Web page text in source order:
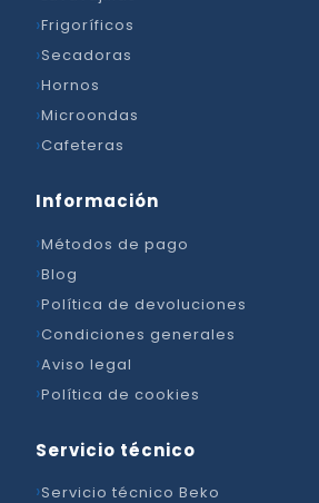
Frigoríficos
Secadoras
Hornos
Microondas
Cafeteras
Información
Métodos de pago
Blog
Política de devoluciones
Condiciones generales
Aviso legal
Política de cookies
Servicio técnico
Servicio técnico Beko